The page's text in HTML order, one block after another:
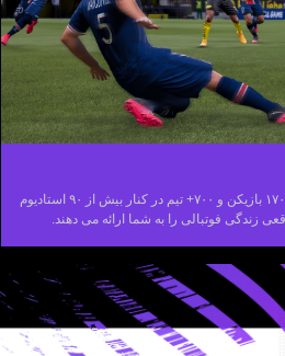
در دامنه وسیع FIFA 21 با بیش از ۱۷۰۰۰ بازیکن و ۷۰۰+ تیم در کنار بیش از ۹۰ استادیوم